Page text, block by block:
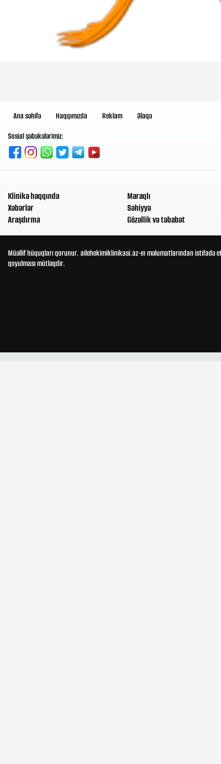
Ana səhifə Haqqımızda Reklam
Əlaqə
Sosial şəbəkələrimiz:
Klinika haqqında
Xəbərlər
Araşdırma
Maraqlı
Səhiyyə
Gözəllik və təbabət
Müəllif hüquqları qorunur. ailehekimiklinikasi.az-ın məlumatlarından
qoyulması mütləqdir.